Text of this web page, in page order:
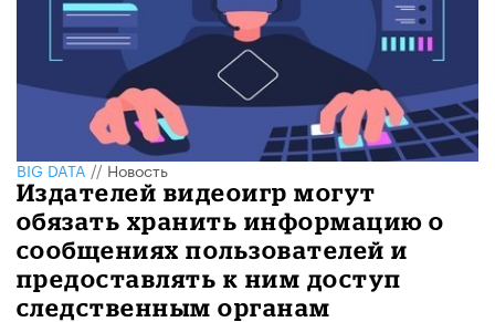
BIG DATA//Новость
Издателей видеоигр могут
обязать хранить информацию о
сообщениях пользователей и
предоставлять к ним доступ
следственным органам